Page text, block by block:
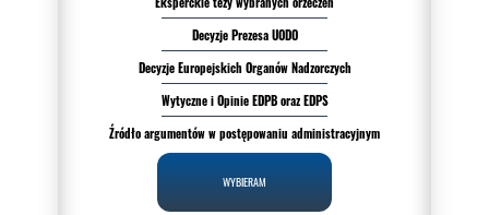
Decyzje Prezesa UODO
Decyzje Europejskich Organów Nadzorczych
Wytyczne i Opinie EDPB oraz EDPS
Źródło argumentów w postępowaniu administracyjnym
WYBIERAM